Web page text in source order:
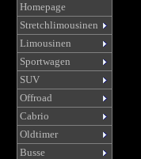
Homepage
Stretchlimousinen
Limousinen
Sportwagen
SUV
Offroad
Cabrio
Oldtimer
Busse